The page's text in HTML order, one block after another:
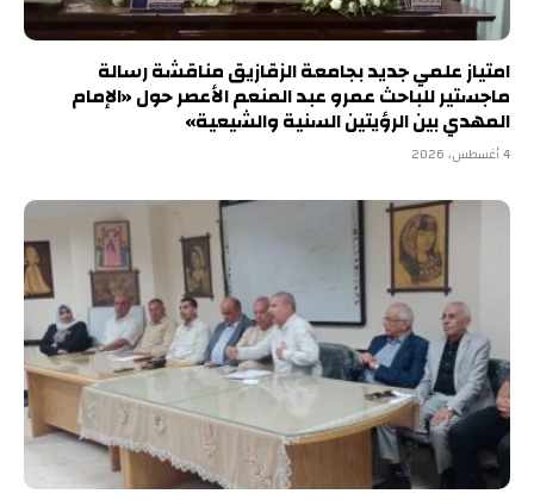
امتياز علمي جديد بجامعة الزقازيق مناقشة رسالة
ماجستير للباحث عمرو عبد المنعم الأعصر حول «الإمام
المهدي بين الرؤيتين السنية والشيعية»
4 أغسطس، 2026